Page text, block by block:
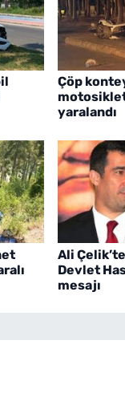
Çöp
yaralandı
Ali
Devlet
mesajı